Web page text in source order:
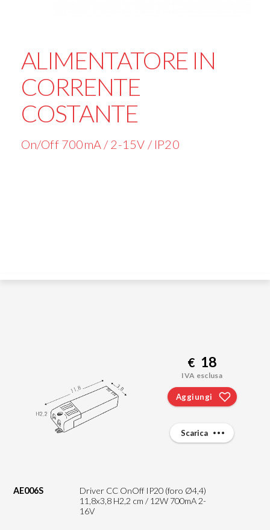
ALIMENTATORE IN
CORRENTE
COSTANTE
On/Off 700mA / 2-15V / IP20
AE006S
Driver CC OnOff IP20 (foro Ø4,4)
11,8x3,8 H2,2 cm / 12W 700mA 2-
16V
€ 18
IVA esclusa
Aggiungi
Scarica